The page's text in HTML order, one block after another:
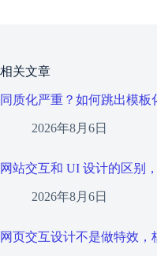
相关文章
同质化严重？如何跳出模板
2026年8月6日
网站交互和 UI 设计的区别
2026年8月6日
网页交互设计不是做特效